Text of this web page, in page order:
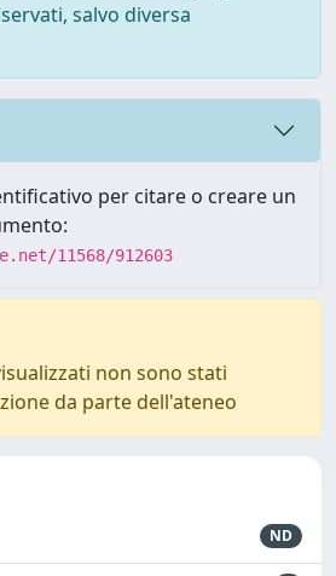
salvo diversa
per citare o creare un
11568/912603
non sono stati
da parte dell'ateneo
ND